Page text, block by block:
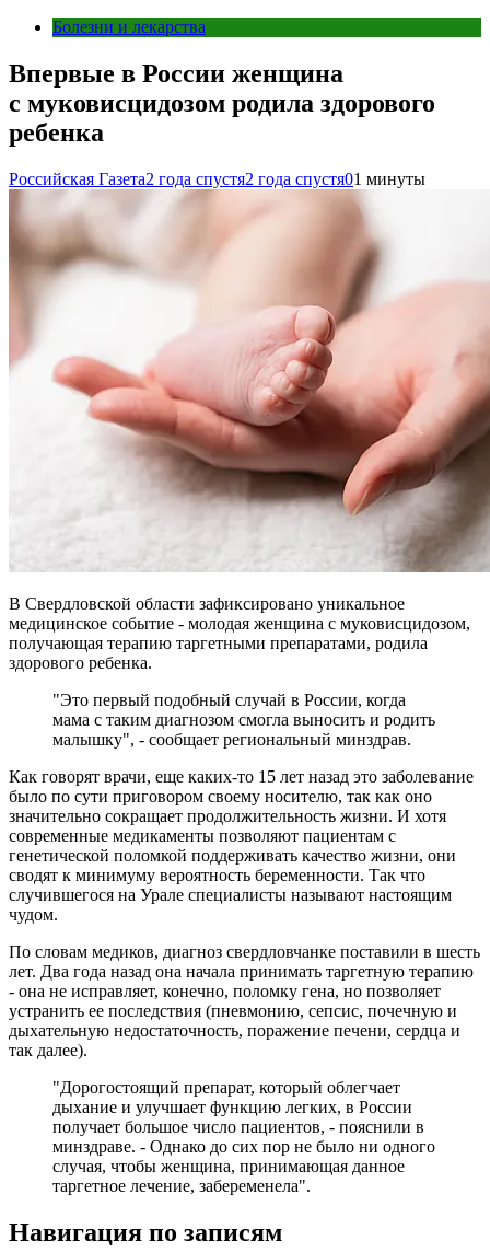
Болезни и лекарства
Впервые в России женщина
с муковисцидозом родила здорового
ребенка
Российская Газета2 года спустя2 года спустя01 минуты
В Свердловской области зафиксировано уникальное
медицинское событие - молодая женщина с муковисцидозом,
получающая терапию таргетными препаратами, родила
здорового ребенка.
"Это первый подобный случай в России, когда
мама с таким диагнозом смогла выносить и родить
малышку", - сообщает региональный минздрав.
Как говорят врачи, еще каких-то 15 лет назад это заболевание
было по сути приговором своему носителю, так как оно
значительно сокращает продолжительность жизни. И хотя
современные медикаменты позволяют пациентам с
генетической поломкой поддерживать качество жизни, они
сводят к минимуму вероятность беременности. Так что
случившегося на Урале специалисты называют настоящим
чудом.
По словам медиков, диагноз свердловчанке поставили в шесть
лет. Два года назад она начала принимать таргетную терапию
- она не исправляет, конечно, поломку гена, но позволяет
устранить ее последствия (пневмонию, сепсис, почечную и
дыхательную недостаточность, поражение печени, сердца и
так далее).
"Дорогостоящий препарат, который облегчает
дыхание и улучшает функцию легких, в России
получает большое число пациентов, - пояснили в
минздраве. - Однако до сих пор не было ни одного
случая, чтобы женщина, принимающая данное
таргетное лечение, забеременела".
Навигация по записям